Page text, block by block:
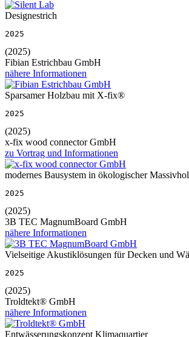
Designestrich
2025
(2025)
Fibian Estrichbau GmbH
nähere Informationen
Sparsamer Holzbau mit X-fix®
2025
(2025)
x-fix wood connector GmbH
zu Vortrag und Informationen
modernes Bausystem in ökologischer
2025
(2025)
3B TEC MagnumBoard GmbH
nähere Informationen
Vielseitige Akustiklösungen für Decken und
2025
(2025)
Troldtekt® GmbH
nähere Informationen
Entwässerungskonzept Klimaquartier